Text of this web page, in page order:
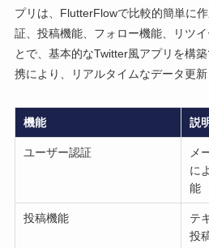
プリは、FlutterFlowで比較的簡単に
証、投稿機能、フォロー機能、リツ
とで、基本的なTwitter風アプリを構
携により、リアルタイムなデータ更新
機能 説
ユーザー認証
メ
に
能
投稿機能
テ
投